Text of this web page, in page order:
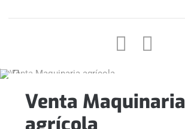
Venta Maquinaria